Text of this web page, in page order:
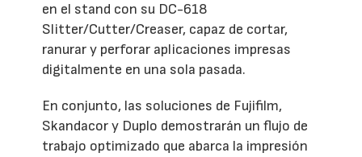
en el stand con su DC-618
Slitter/Cutter/Creaser, capaz de cortar,
ranurar y perforar aplicaciones impresas
digitalmente en una sola pasada.
En conjunto, las soluciones de Fujifilm,
Skandacor y Duplo demostrarán un flujo de
trabajo optimizado que abarca la impresión